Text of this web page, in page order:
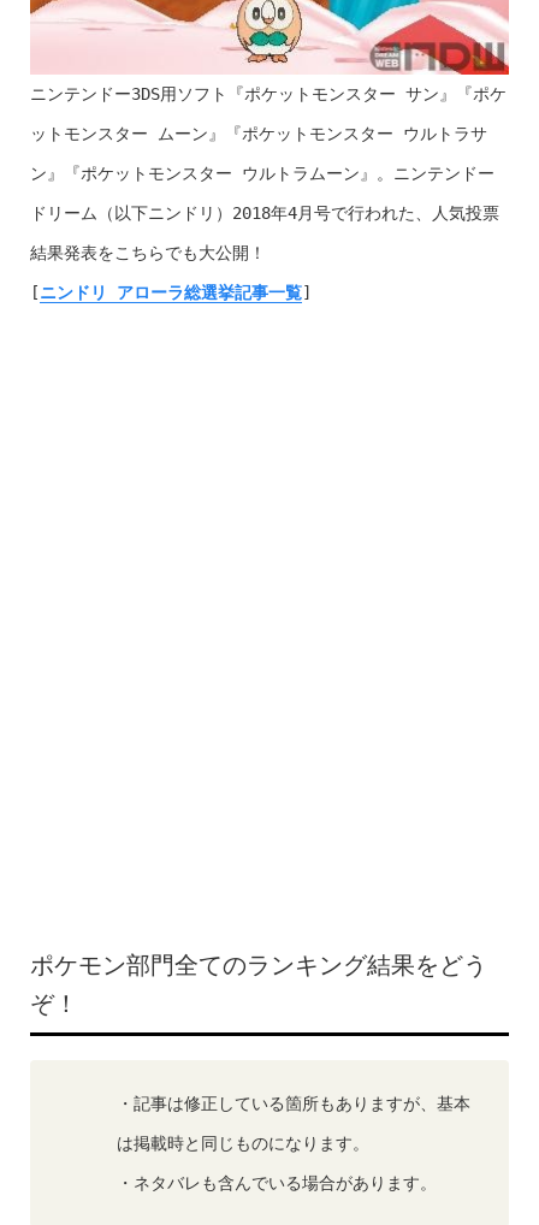
ニンテンドー3DS用ソフト『ポケットモンスター サン』『ポケ
ットモンスター ムーン』『ポケットモンスター ウルトラサ
ン』『ポケットモンスター ウルトラムーン』。ニンテンドー
ドリーム（以下ニンドリ）2018年4月号で行われた、人気投票
結果発表をこちらでも大公開！
[ニンドリ アローラ総選挙記事一覧]
ポケモン部門全てのランキング結果をどう
ぞ！
・記事は修正している箇所もありますが、基本
は掲載時と同じものになります。
・ネタバレも含んでいる場合があります。